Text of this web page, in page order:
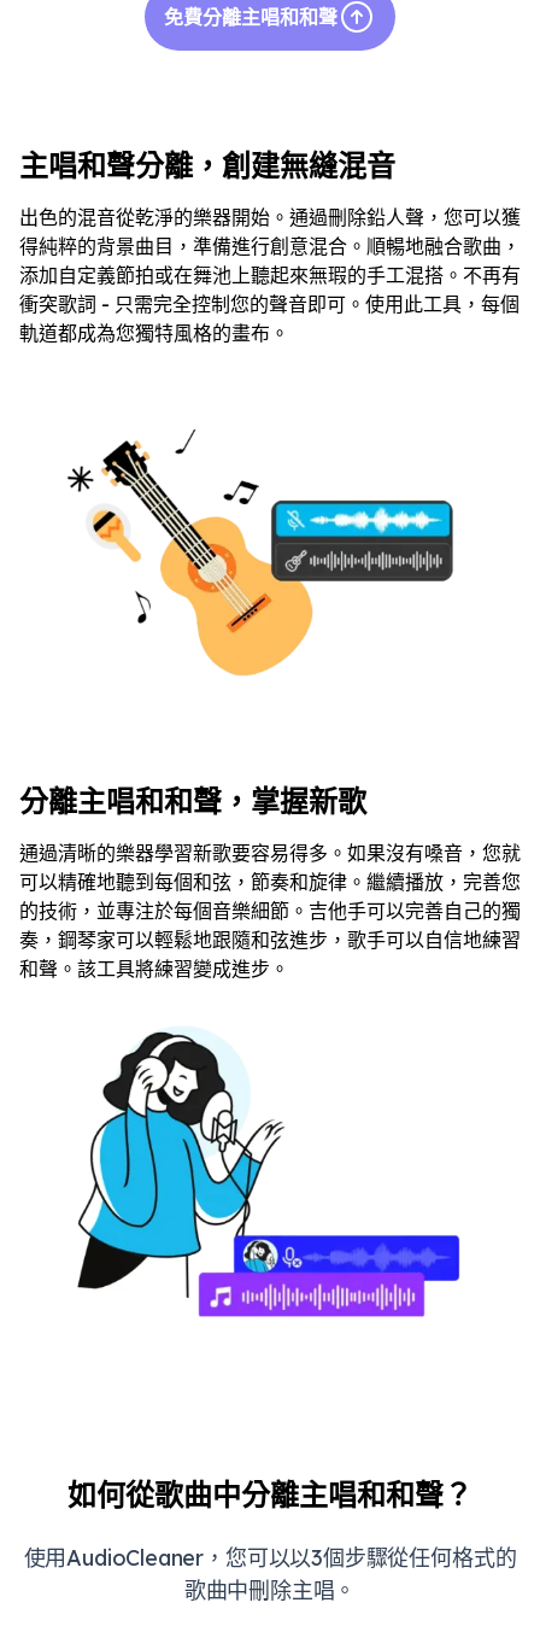
免費分離主唱和和聲
主唱和聲分離，創建無縫混音
出色的混音從乾淨的樂器開始。通過刪除鉛人聲，您可以獲
得純粹的背景曲目，準備進行創意混合。順暢地融合歌曲，
添加自定義節拍或在舞池上聽起來無瑕的手工混搭。不再有
衝突歌詞 - 只需完全控制您的聲音即可。使用此工具，每個
軌道都成為您獨特風格的畫布。
分離主唱和和聲，掌握新歌
通過清晰的樂器學習新歌要容易得多。如果沒有嗓音，您就
可以精確地聽到每個和弦，節奏和旋律。繼續播放，完善您
的技術，並專注於每個音樂細節。吉他手可以完善自己的獨
奏，鋼琴家可以輕鬆地跟隨和弦進步，歌手可以自信地練習
和聲。該工具將練習變成進步。
如何從歌曲中分離主唱和和聲？
使用AudioCleaner，您可以以3個步驟從任何格式的
歌曲中刪除主唱。